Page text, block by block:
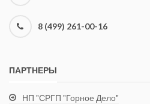
8 (499) 261-00-16
ПАРТНЕРЫ
НП "СРГП "Горное Дело"